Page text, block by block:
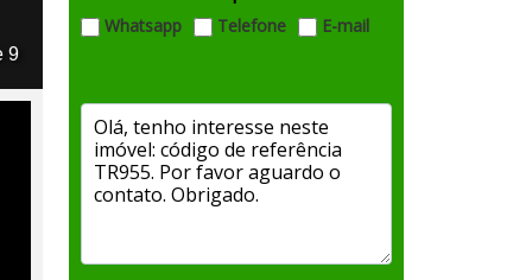
9
Whatsapp Telefone E-mail